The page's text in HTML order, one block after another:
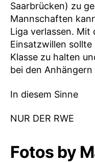
Saarbrücken) zu
Mannschaften
Liga verlassen. Mit
Einsatzwillen
Klasse zu halten
bei den
In diesem Sinne
NUR DER RWE
Fotos by